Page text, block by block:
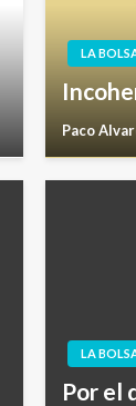
LA
Paco
LA
Por el